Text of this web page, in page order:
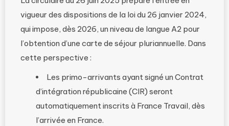
vigueur des dispositions de la loi du 26 janvier 2024,
qui impose, dès 2026, un niveau de langue A2 pour
l’obtention d’une carte de séjour pluriannuelle. Dans
cette perspective :
Les primo-arrivants ayant signé un Contrat
d’intégration républicaine (CIR) seront
automatiquement inscrits à France Travail, dès
l’arrivée en France.